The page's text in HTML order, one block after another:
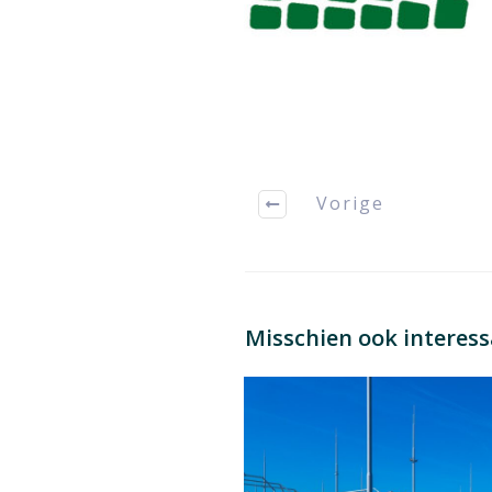
Vorige
Misschien ook